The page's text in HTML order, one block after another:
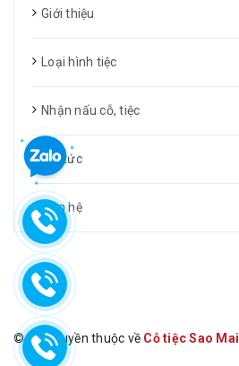
Giới thiệu
Loại hình tiệc
Nhận nấu cỗ, tiệc
Tin tức
Liên hệ
© Bản quyền thuộc về Cỗ tiệc Sao Mai